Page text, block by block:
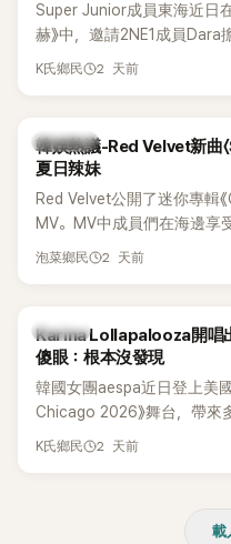
Super Junior成員東海近日
赫》中，邀請2NE1成員
青澀往事，也首度聊起當年
K氏鄉民 2 天前
熱議討論
韓娛熱議-Red Velvet新曲
夏日辣妹
Red Velvet公開了迷你專輯《
MV。MV中成員們在海邊享
泡菜鄉民 2 天前
K-POP
Karina Lollapalooza開唱
傻眼：根本沒發現
韓國女團aespa近日登上美
Chicago 2026》舞台，帶來
嗨翻。不過，成員Karina卻
K氏鄉民 2 天前
載